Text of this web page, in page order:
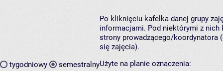
tygodniowy semestralny
Po kliknięciu kafelka danej grupy
informacjami. Pod niektórymi z nich
strony prowadzącego/koordynatora
się zajęcia).
Użyte na planie oznaczenia: